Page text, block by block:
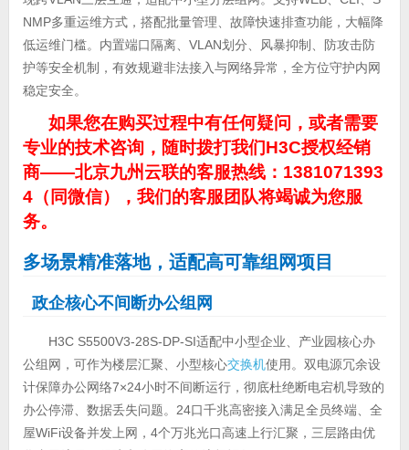
NMP多重运维方式，搭配批量管理、故障快速排查功能，大幅降
低运维门槛。内置端口隔离、VLAN划分、风暴抑制、防攻击防
护等安全机制，有效规避非法接入与网络异常，全方位守护内网
稳定安全。
如果您在购买过程中有任何疑问，或者需要
专业的技术咨询，随时拨打我们H3C授权经销
商——北京九州云联的客服热线：1381071393
4（同微信），我们的客服团队将竭诚为您服
务。
多场景精准落地，适配高可靠组网项目
政企核心不间断办公组网
H3C S5500V3-28S-DP-SI适配中小型企业、产业园核心办
公组网，可作为楼层汇聚、小型核心交换机使用。双电源冗余设
计保障办公网络7×24小时不间断运行，彻底杜绝断电宕机导致的
办公停滞、数据丢失问题。24口千兆高密接入满足全员终端、全
屋WiFi设备并发上网，4个万兆光口高速上行汇聚，三层路由优